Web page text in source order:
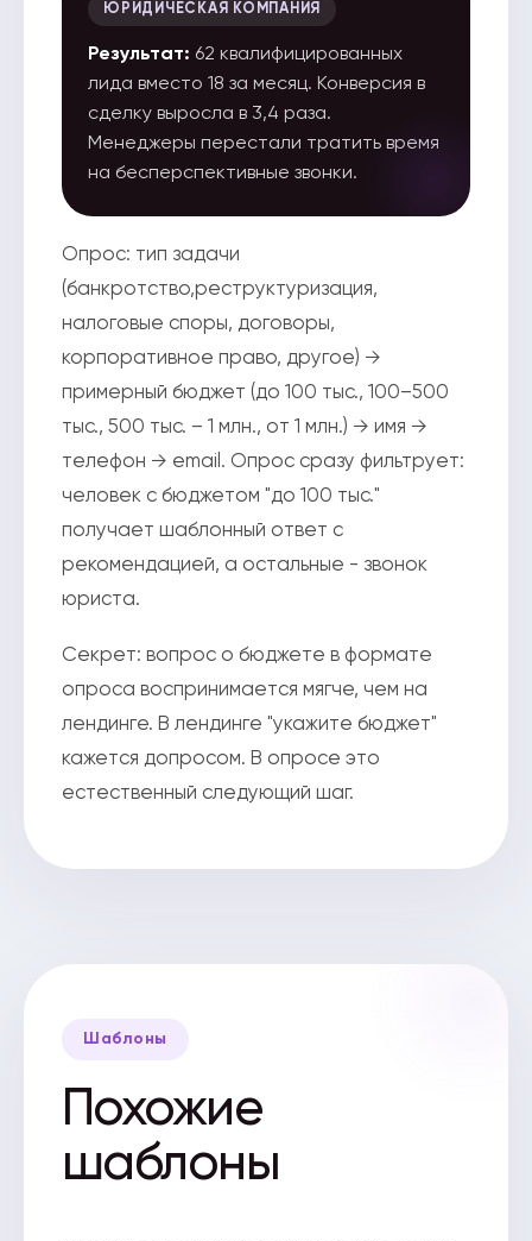
ЮРИДИЧЕСКАЯ КОМПАНИЯ
Результат: 62 квалифицированных
лида вместо 18 за месяц. Конверсия в
сделку выросла в 3,4 раза.
Менеджеры перестали тратить время
на бесперспективные звонки.
Опрос: тип задачи
(банкротство,реструктуризация,
налоговые споры, договоры,
корпоративное право, другое) →
примерный бюджет (до 100 тыс., 100–500
тыс., 500 тыс. – 1 млн., от 1 млн.) → имя →
телефон → email. Опрос сразу фильтрует:
человек с бюджетом "до 100 тыс."
получает шаблонный ответ с
рекомендацией, а остальные - звонок
юриста.
Секрет: вопрос о бюджете в формате
опроса воспринимается мягче, чем на
лендинге. В лендинге "укажите бюджет"
кажется допросом. В опросе это
естественный следующий шаг.
Шаблоны
Похожие
шаблоны